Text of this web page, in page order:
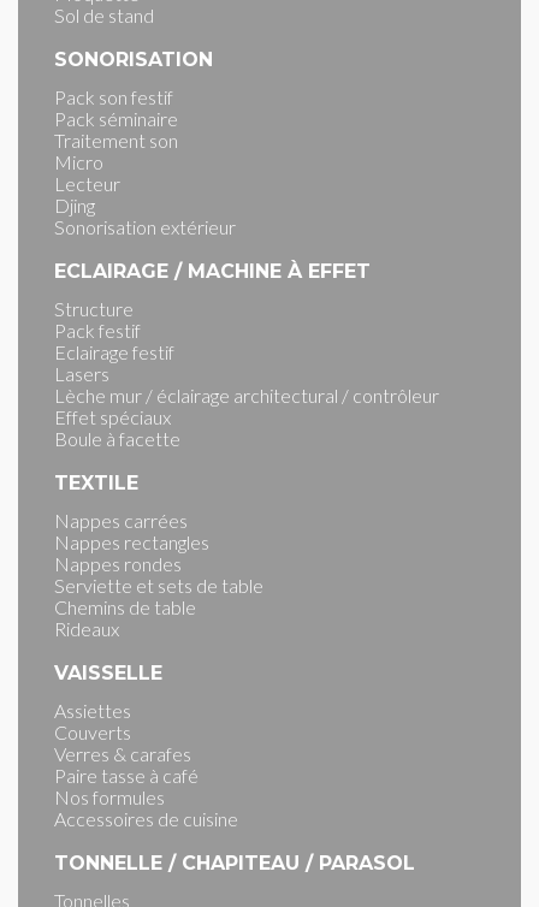
Sol de stand
SONORISATION
Pack son festif
Pack séminaire
Traitement son
Micro
Lecteur
Djing
Sonorisation extérieur
ECLAIRAGE / MACHINE À EFFET
Structure
Pack festif
Eclairage festif
Lasers
Lèche mur / éclairage architectural / contrôleur
Effet spéciaux
Boule à facette
TEXTILE
Nappes carrées
Nappes rectangles
Nappes rondes
Serviette et sets de table
Chemins de table
Rideaux
VAISSELLE
Assiettes
Couverts
Verres & carafes
Paire tasse à café
Nos formules
Accessoires de cuisine
TONNELLE / CHAPITEAU / PARASOL
Tonnelles